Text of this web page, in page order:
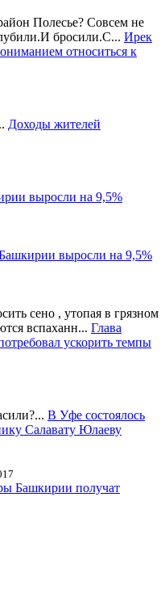
Полесье? Совсем не
бросили.С... Ирек
относиться к
Доходы жителей
выросли на 9,5%
выросли на 9,5%
сено , утопая в грязном
вспаханн... Глава
ускорить темпы
В Уфе состоялось
Салавату Юлаеву
Башкирии получат